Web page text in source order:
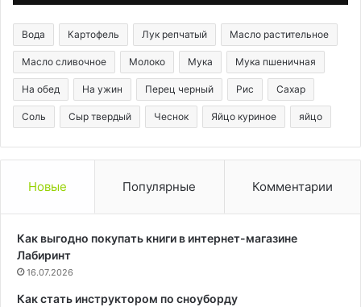
Вода Картофель Лук репчатый Масло растительное
Масло сливочное Молоко Мука Мука пшеничная
На обед На ужин Перец черный Рис Сахар
Соль Сыр твердый Чеснок Яйцо куриное яйцо
Новые Популярные Комментарии
Как выгодно покупать книги в интернет-магазине
Лабиринт
16.07.2026
Как стать инструктором по сноуборду